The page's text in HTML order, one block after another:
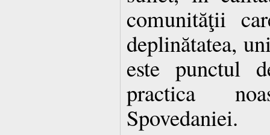
comunităţii
deplinătatea,
este punctul
practica
Spovedaniei.